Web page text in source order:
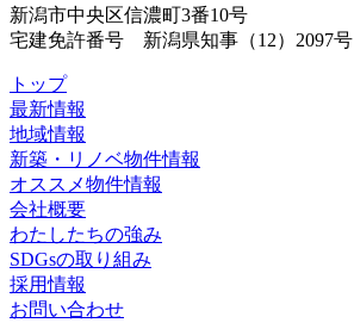
新潟市中央区信濃町3番10号
宅建免許番号 新潟県知事（12）2097号
トップ
最新情報
地域情報
新築・リノベ物件情報
オススメ物件情報
会社概要
わたしたちの強み
SDGsの取り組み
採用情報
お問い合わせ